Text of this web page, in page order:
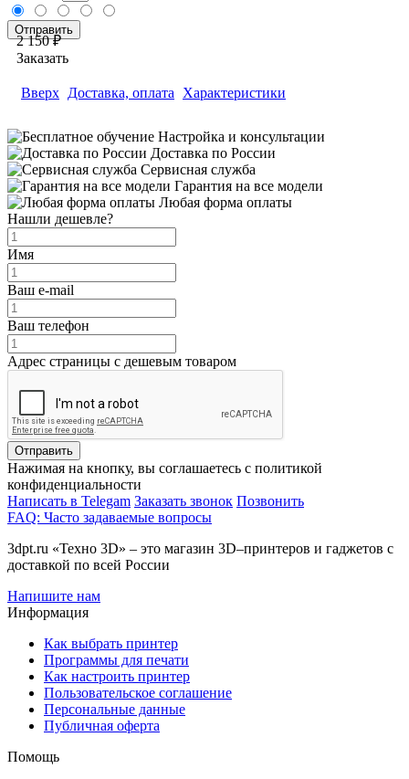
2 150 ₽
Заказать
Вверх Доставка, оплата Характеристики
Настройка и консультации
Доставка по России
Сервисная служба
Гарантия на все модели
Любая форма оплаты
Нашли дешевле?
Имя
Ваш e-mail
Ваш телефон
Адрес страницы с дешевым товаром
Отправить
Нажимая на кнопку, вы соглашаетесь с политикой
конфиденциальности
Написать в Telegam Заказать звонок Позвонить
FAQ: Часто задаваемые вопросы
3dpt.ru «Техно 3D» – это магазин 3D–принтеров и гаджетов с
доставкой по всей России
Напишите нам
Информация
Как выбрать принтер
Программы для печати
Как настроить принтер
Пользовательское соглашение
Персональные данные
Публичная оферта
Помощь